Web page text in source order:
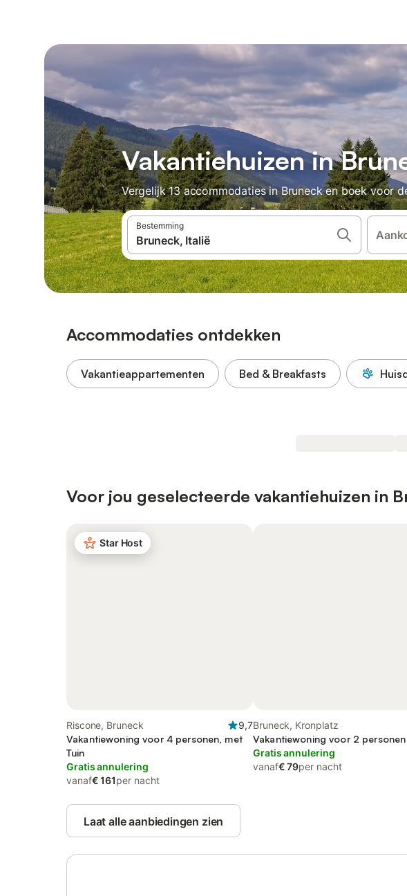
Vakantiehuizen in
Vergelijk 13 accommodaties in Bruneck en boek voor
Bestemming
Accommodaties ontdekken
Vakantieappartementen Bed & Breakfasts
Voor jou geselecteerde vakantiehuizen in
Star Host
Riscone, Bruneck
9,7
Vakantiewoning voor 4 personen, met
Tuin
Gratis annulering
vanaf€ 161per nacht
Bruneck, Kronplatz
Vakantiewoning voor 2 personen
Gratis annulering
vanaf€ 79per nacht
Laat alle aanbiedingen zien